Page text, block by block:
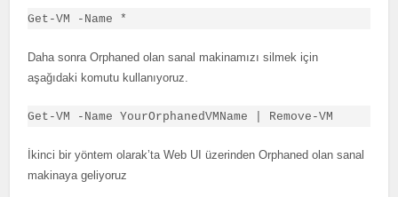
Get-VM -Name *
Daha sonra Orphaned olan sanal makinamızı silmek için
aşağıdaki komutu kullanıyoruz.
Get-VM -Name YourOrphanedVMName | Remove-VM
İkinci bir yöntem olarak’ta Web UI üzerinden Orphaned olan sanal
makinaya geliyoruz